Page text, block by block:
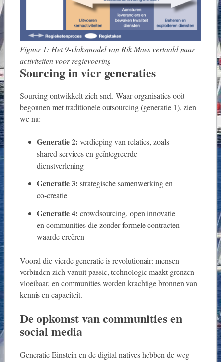
Figuur 1: Het 9-vlaksmodel van Rik Maes vertaald naar
activiteiten voor regievoering
Sourcing in vier generaties
Sourcing ontwikkelt zich snel. Waar organisaties ooit
begonnen met traditionele outsourcing (generatie 1), zien
we nu:
Generatie 2: verdieping van relaties, zoals
shared services en geïntegreerde
dienstverlening
Generatie 3: strategische samenwerking en
co‑creatie
Generatie 4: crowdsourcing, open innovatie
en communities die zonder formele contracten
waarde creëren
Vooral die vierde generatie is revolutionair: mensen
verbinden zich vanuit passie, technologie maakt grenzen
vloeibaar, en communities worden krachtige bronnen van
kennis en capaciteit.
De opkomst van communities en
social media
Generatie Einstein en de digital natives hebben de weg